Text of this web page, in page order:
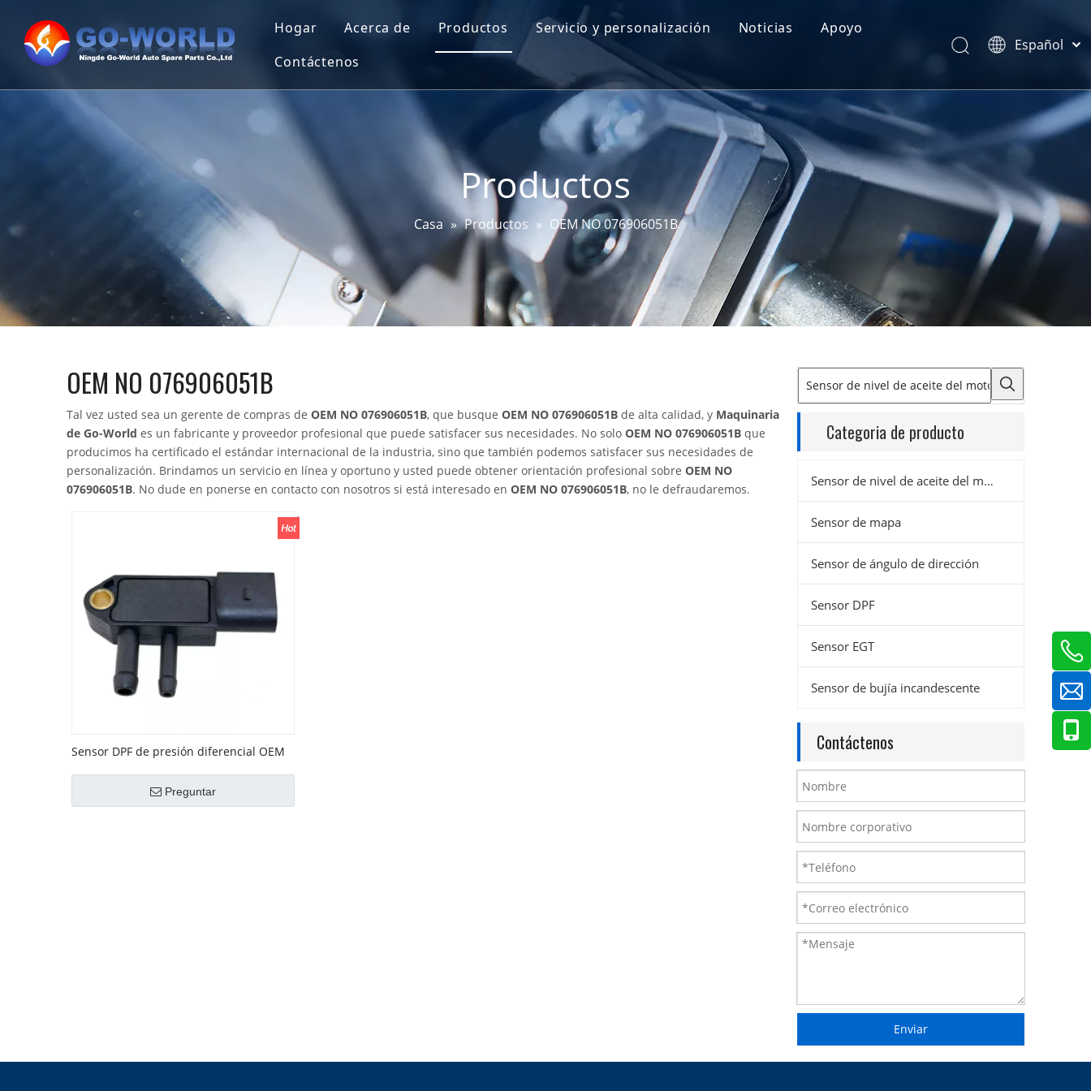
Hogar Acerca de
Prueba y certificaciones
Productos
Sensor de nivel de aceite del motor
Sensor de ángulo de dirección
Sensor DPF
Sensor EGT
Sensor de bujía incandescente
Servicio y personalización Noticias Apoyo
Contáctenos
Español
Pусский
Latine
Français
English
Productos
Casa » Productos » OEM NO 076906051B
OEM NO 076906051B
Tal vez usted sea un gerente de compras de OEM NO 076906051B, que busque OEM NO 076906051B de alta calidad, y Maquinaria
de Go-World es un fabricante y proveedor profesional que puede satisfacer sus necesidades. No solo OEM NO 076906051B que
producimos ha certificado el estándar internacional de la industria, sino que también podemos satisfacer sus necesidades de
personalización. Brindamos un servicio en línea y oportuno y usted puede obtener orientación profesional sobre OEM NO
076906051B. No dude en ponerse en contacto con nosotros si está interesado en OEM NO 076906051B, no le defraudaremos.
Sensor DPF de presión diferencial OEM
Preguntar
Categoria de producto
Sensor de nivel de aceite del motor
Sensor de mapa
Sensor de ángulo de dirección
Sensor DPF
Sensor EGT
Sensor de bujía incandescente
Contáctenos
Enviar